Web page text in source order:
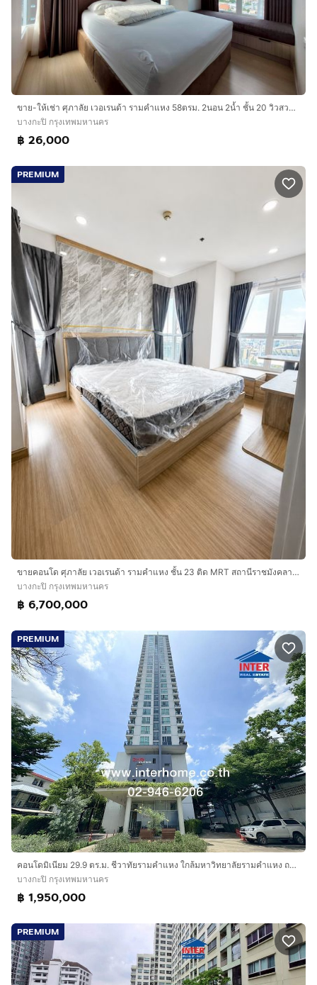
ขาย-ให้เช่า ศุภาลัย เวอเรนด้า รามคำแหง 58ตรม. 2นอน 2น้ำ ชั้น 20 วิวสวย หรูหรา ตกแต่งอย่างดี เครื่องใช้ไฟฟ้าครบครัน พร้อมหิ้วกระเป๋าเข้าอยู่
บางกะปิ กรุงเทพมหานคร
฿ 26,000
PREMIUM
ขายคอนโด ศุภาลัย เวอเรนด้า รามคำแหง ชั้น 23 ติด MRT สถานีราชมังคลา ใกล้ ม.รามคำแหง
บางกะปิ กรุงเทพมหานคร
฿ 6,700,000
PREMIUM
คอนโดมิเนียม 29.9 ตร.ม. ชีวาทัยรามคำแหง ใกล้มหาวิทยาลัยรามคำแหง ถนนรามคำแหง เขตบางกะปิ กรุงเทพมหานคร
บางกะปิ กรุงเทพมหานคร
฿ 1,950,000
PREMIUM